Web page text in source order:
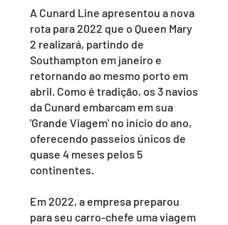
A Cunard Line apresentou a nova
rota para 2022 que o Queen Mary
2 realizará, partindo de
Southampton em janeiro e
retornando ao mesmo porto em
abril. Como é tradição, os 3 navios
da Cunard embarcam em sua
'Grande Viagem' no início do ano,
oferecendo passeios únicos de
quase 4 meses pelos 5
continentes.
Em 2022, a empresa preparou
para seu carro-chefe uma viagem